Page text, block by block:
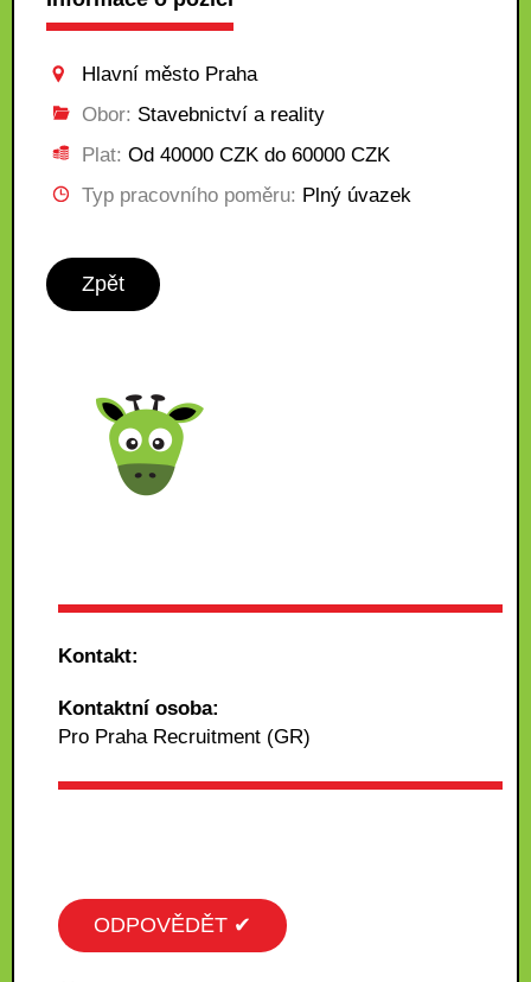
Hlavní město Praha
Obor: Stavebnictví a reality
Plat: Od 40000 CZK do 60000 CZK
Typ pracovního poměru: Plný úvazek
Zpět
Kontakt:
Kontaktní osoba:
Pro Praha Recruitment (GR)
ODPOVĚDĚT ✔